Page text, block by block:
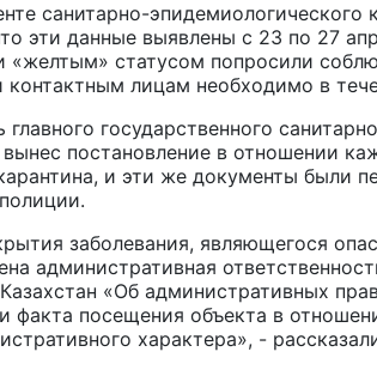
санитарно-эпидемиологического
эти данные выявлены с 23 по 27
«желтым» статусом попросили
лицам необходимо в
главного государственного
постановление в отношении
и эти же документы были
заболевания, являющегося
административная
«Об административных
факта посещения объекта в
характера», -